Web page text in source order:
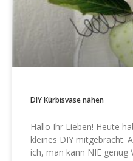
DIY Kürbisvase nähen
Hallo Ihr Lieben! Heute
kleines DIY mitgebracht.
ich, man kann NIE genug